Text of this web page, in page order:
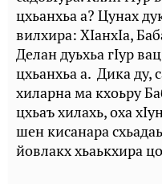
цхьанхьа а? Цунах
вилхира: ХIанхIа,
Делан дуьхьа гIур
цхьанхьа а. Дика ду,
хиларна ма кхоьру
цхьаъ хилахь, оха
шен кисанара
йовлакх хьаькхира